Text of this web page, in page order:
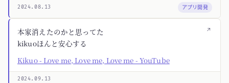
2024.08.13 アプリ開発
↗
本家消えたのかと思ってた
kikuoほんと安心する
Kikuo - Love me, Love me, Love me - YouTube
2024.09.13